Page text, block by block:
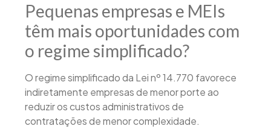
Pequenas empresas e MEIs
têm mais oportunidades com
o regime simplificado?
O regime simplificado da Lei nº 14.770 favorece
indiretamente empresas de menor porte ao
reduzir os custos administrativos de
contratações de menor complexidade.